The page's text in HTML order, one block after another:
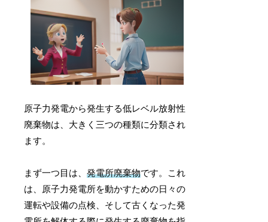
原子力発電から発生する低レベル放射性
廃棄物は、大きく三つの種類に分類され
ます。
まず一つ目は、発電所廃棄物です。これ
は、原子力発電所を動かすための日々の
運転や設備の点検、そして古くなった発